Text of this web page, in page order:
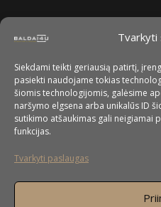
Tvarkyti
Siekdami teikti geriausią patirtį,
pasiekti naudojame tokias
šiomis technologijomis, galėsime
naršymo elgsena arba unikalūs ID
sutikimo atšaukimas gali neigiamai
funkcijas.
Tvarkyti paslaugas